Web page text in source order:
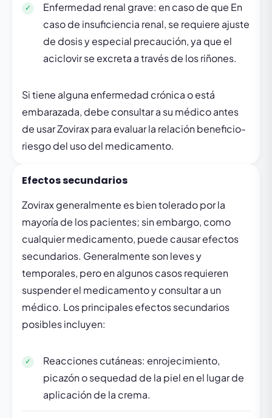
Enfermedad renal grave: en caso de que En
caso de insuficiencia renal, se requiere ajuste
de dosis y especial precaución, ya que el
aciclovir se excreta a través de los riñones.
Si tiene alguna enfermedad crónica o está
embarazada, debe consultar a su médico antes
de usar Zovirax para evaluar la relación beneficio-
riesgo del uso del medicamento.
Efectos secundarios
Zovirax generalmente es bien tolerado por la
mayoría de los pacientes; sin embargo, como
cualquier medicamento, puede causar efectos
secundarios. Generalmente son leves y
temporales, pero en algunos casos requieren
suspender el medicamento y consultar a un
médico. Los principales efectos secundarios
posibles incluyen:
Reacciones cutáneas: enrojecimiento,
picazón o sequedad de la piel en el lugar de
aplicación de la crema.